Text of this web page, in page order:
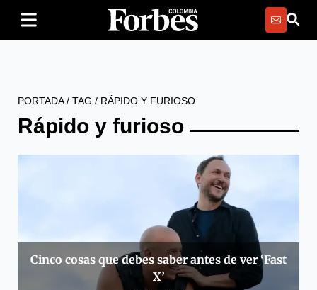
PORTADA/ TAG / RÁPIDO Y FURIOSO
Rápido y furioso
Cinco cosas que debes saber antes de ver ‘Fast
X’